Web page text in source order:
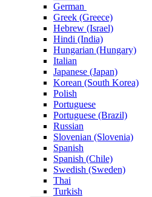
German
Greek (Greece)
Hebrew (Israel)
Hindi (India)
Hungarian (Hungary)
Italian
Japanese (Japan)
Korean (South Korea)
Polish
Portuguese
Portuguese (Brazil)
Russian
Slovenian (Slovenia)
Spanish
Spanish (Chile)
Swedish (Sweden)
Thai
Turkish